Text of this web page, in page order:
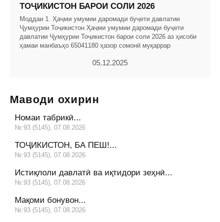
ТОҶИКИСТОН БАРОИ СОЛИ 2026
Моддаи 1. Ҳаҷми умумии даромади буҷети давлатии
Ҷумҳурии Тоҷикистон Ҳаҷми умумии даромади буҷети
давлатии Ҷумҳурии Тоҷикистон барои соли 2026 аз ҳисоби
ҳамаи манбаъҳо 65041180 ҳазор сомонӣ муқаррар
05.12.2025
Маводи охирин
Номаи табрикӣ...
№:93 (5145), 07.08.2026
ТОҶИКИСТОН, БА ПЕШ!...
№:93 (5145), 07.08.2026
Истиқлоли давлатӣ ва иқтидори зеҳнӣ...
№:93 (5145), 07.08.2026
Мақоми бонувон...
№:93 (5145), 07.08.2026